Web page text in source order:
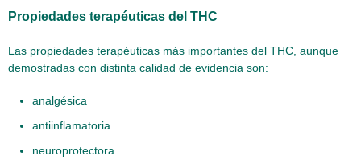
Propiedades terapéuticas del THC
Las propiedades terapéuticas más importantes del THC, aunque
demostradas con distinta calidad de evidencia son:
analgésica
antiinflamatoria
neuroprotectora